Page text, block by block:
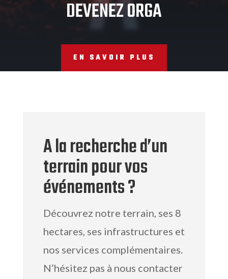
DEVENEZ ORGA
EN SAVOIR PLUS
A la recherche d’un
terrain pour vos
événements ?
Découvrez notre terrain, ses 8
hectares, ses infrastructures et
nos services complémentaires.
N’hésitez pas à nous contacter